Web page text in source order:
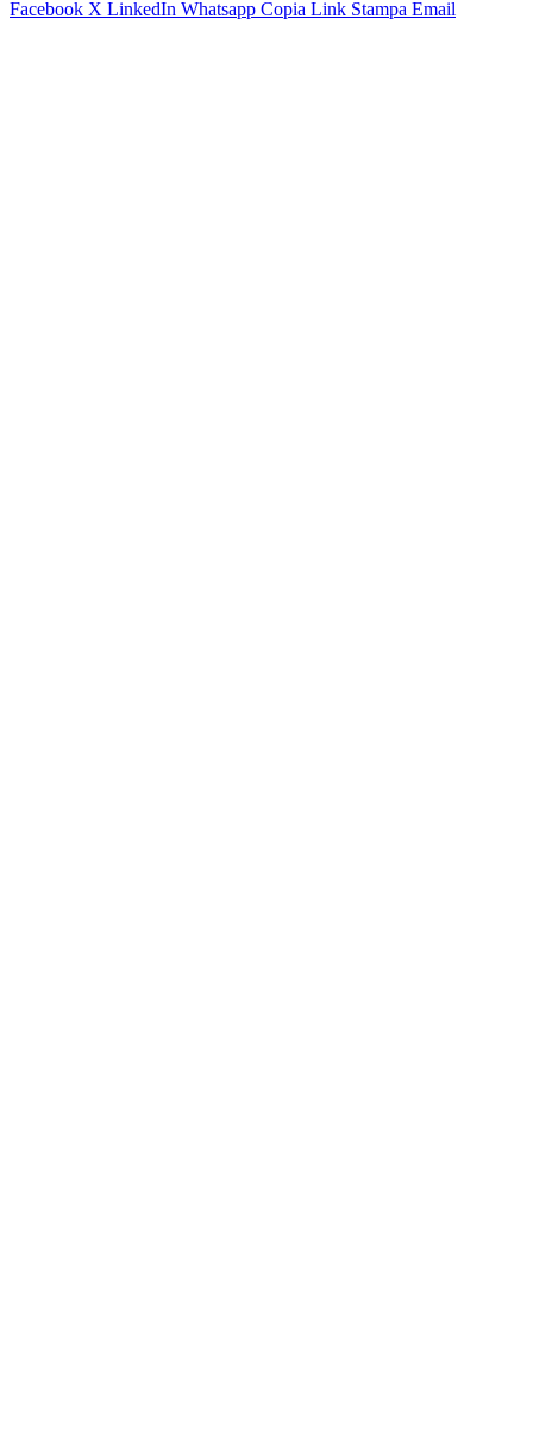
Facebook X LinkedIn Whatsapp Copia Link Stampa Email